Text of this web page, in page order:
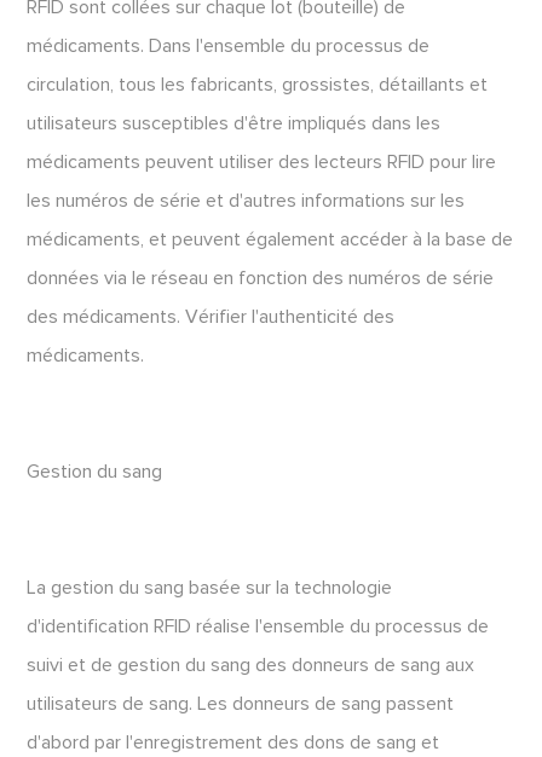
RFID sont collées sur chaque lot (bouteille) de
médicaments. Dans l'ensemble du processus de
circulation, tous les fabricants, grossistes, détaillants et
utilisateurs susceptibles d'être impliqués dans les
médicaments peuvent utiliser des lecteurs RFID pour lire
les numéros de série et d'autres informations sur les
médicaments, et peuvent également accéder à la base de
données via le réseau en fonction des numéros de série
des médicaments. Vérifier l'authenticité des
médicaments.
Gestion du sang
La gestion du sang basée sur la technologie
d'identification RFID réalise l'ensemble du processus de
suivi et de gestion du sang des donneurs de sang aux
utilisateurs de sang. Les donneurs de sang passent
d'abord par l'enregistrement des dons de sang et